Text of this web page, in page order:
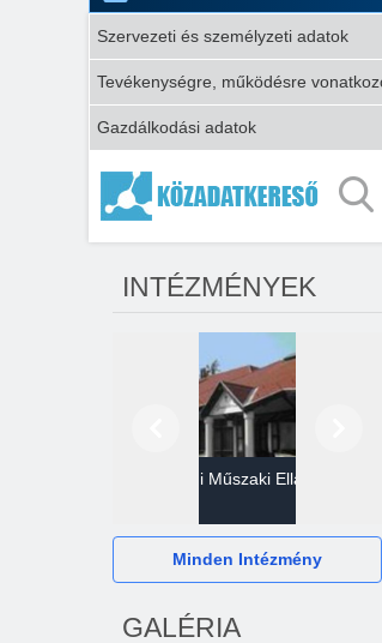
Szervezeti és személyzeti adatok
Tevékenységre, működésre
Gazdálkodási adatok
INTÉZMÉNYEK
Gazdasági Műszaki Ellátó
Minden Intézmény
GALÉRIA